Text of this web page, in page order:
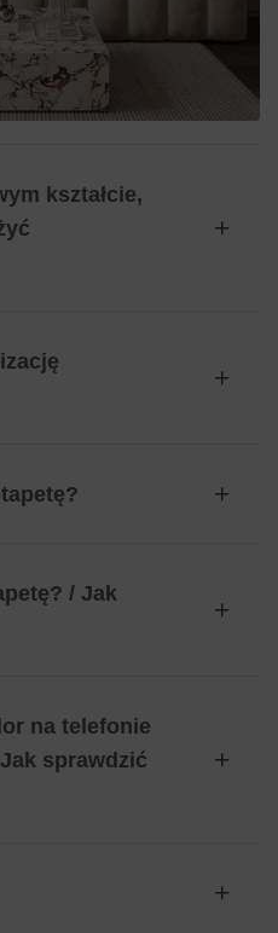
kształcie,
/ Jak
na telefonie
sprawdzić